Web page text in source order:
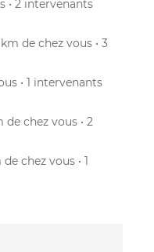
• 2 intervenants
km de chez vous • 3
• 1 intervenants
de chez vous • 2
de chez vous • 1